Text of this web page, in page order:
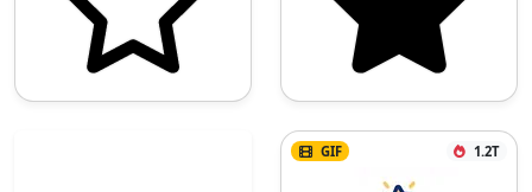
GIF 1.2T